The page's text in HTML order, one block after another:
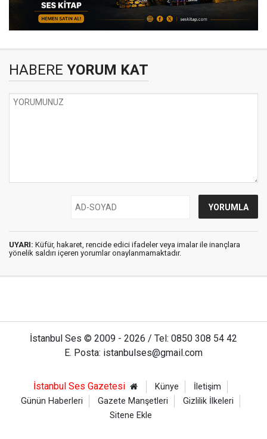
HABERE YORUM KAT
UYARI: Küfür, hakaret, rencide edici ifadeler veya imalar ile inançlara
yönelik saldırı içeren yorumlar onaylanmamaktadır.
İstanbul Ses © 2009 - 2026 / Tel: 0850 308 54 42
E. Posta: istanbulses@gmail.com
İstanbul Ses Gazetesi Künye
İletişim
Günün Haberleri
Gazete Manşetleri
Gizlilik İlkeleri
Sitene Ekle